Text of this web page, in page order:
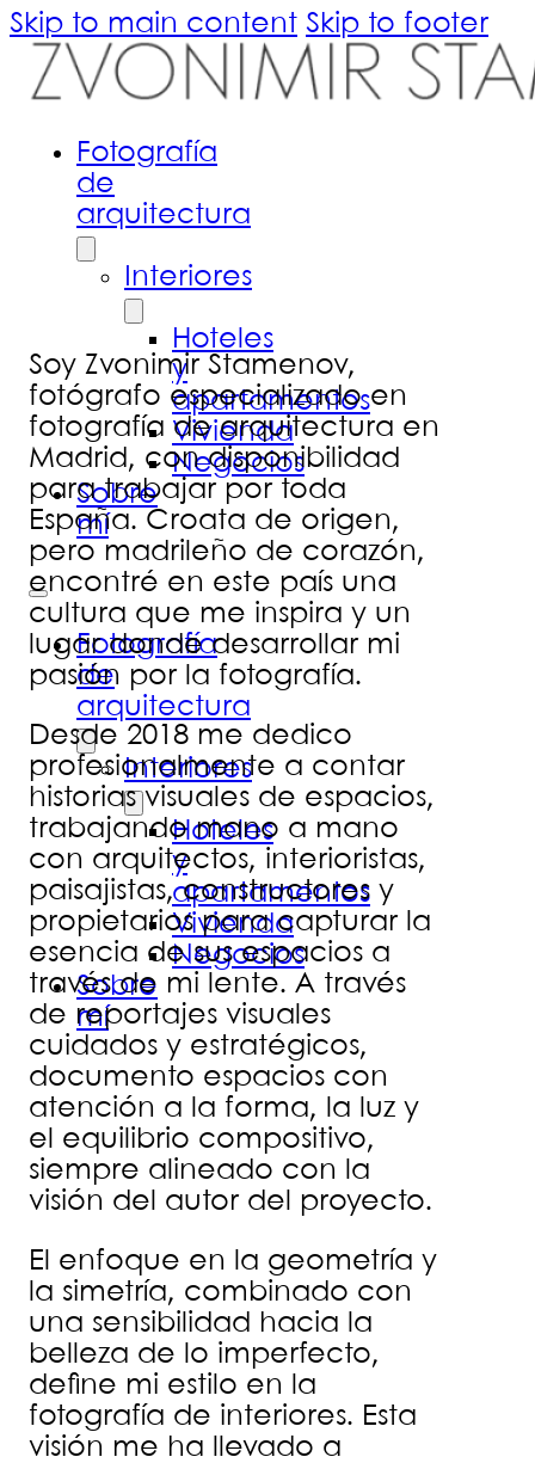
Skip to main content Skip to footer
Fotografía
de
arquitectura
Interiores
Hoteles
y
apartamentos
Vivienda
Negocios
Sobre
mí
Fotografía
de
arquitectura
Interiores
Hoteles
y
apartamentos
Vivienda
Negocios
Sobre
mí
Soy Zvonimir Stamenov,
fotógrafo especializado en
fotografía de arquitectura en
Madrid, con disponibilidad
para trabajar por toda
España. Croata de origen,
pero madrileño de corazón,
encontré en este país una
cultura que me inspira y un
lugar donde desarrollar mi
pasión por la fotografía.
Desde 2018 me dedico
profesionalmente a contar
historias visuales de espacios,
trabajando mano a mano
con arquitectos, interioristas,
paisajistas, constructores y
propietarios para capturar la
esencia de sus espacios a
través de mi lente. A través
de reportajes visuales
cuidados y estratégicos,
documento espacios con
atención a la forma, la luz y
el equilibrio compositivo,
siempre alineado con la
visión del autor del proyecto.
El enfoque en la geometría y
la simetría, combinado con
una sensibilidad hacia la
belleza de lo imperfecto,
define mi estilo en la
fotografía de interiores. Esta
visión me ha llevado a